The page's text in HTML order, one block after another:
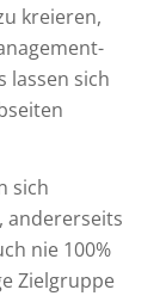
kreieren,
lassen sich
sich
andererseits
nie 100%
Zielgruppe